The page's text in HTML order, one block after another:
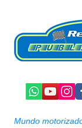
Mundo